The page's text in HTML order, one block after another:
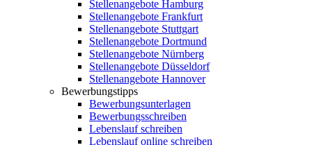
Stellenangebote Hamburg
Stellenangebote Frankfurt
Stellenangebote Stuttgart
Stellenangebote Dortmund
Stellenangebote Nürnberg
Stellenangebote Düsseldorf
Stellenangebote Hannover
Bewerbungstipps
Bewerbungsunterlagen
Bewerbungsschreiben
Lebenslauf schreiben
Lebenslauf online schreiben